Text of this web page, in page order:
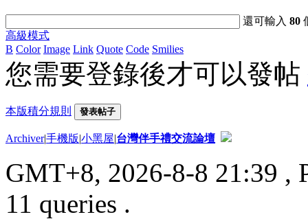
還可輸入80
高級模式
B Color Image Link Quote Code Smilies
您需要登錄後才可以發帖
本版積分規則 發表帖子
Archiver|手機版|小黑屋|台灣伴手禮交流論壇
GMT+8, 2026-8-8 21:39 ,
11 queries .